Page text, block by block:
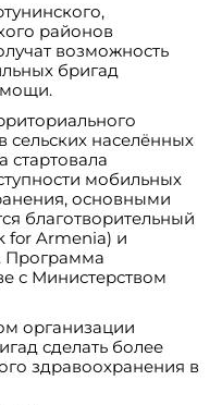
районов
возможность
бригад
сельских населённых
стартовала
мобильных
основными
благотворительный
for Armenia) и
Программа
с Министерством
организации
сделать более
здравоохранения в